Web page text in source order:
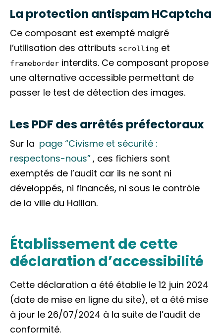
La protection antispam HCaptcha
Ce composant est exempté malgré
l’utilisation des attributs scrolling et
frameborder interdits. Ce composant propose
une alternative accessible permettant de
passer le test de détection des images.
Les PDF des arrêtés préfectoraux
Sur la page “Civisme et sécurité :
respectons-nous”, ces fichiers sont
exemptés de l’audit car ils ne sont ni
développés, ni financés, ni sous le contrôle
de la ville du Haillan.
Établissement de cette
déclaration d’accessibilité
Cette déclaration a été établie le 12 juin 2024
(date de mise en ligne du site), et a été mise
à jour le 26/07/2024 à la suite de l’audit de
conformité.